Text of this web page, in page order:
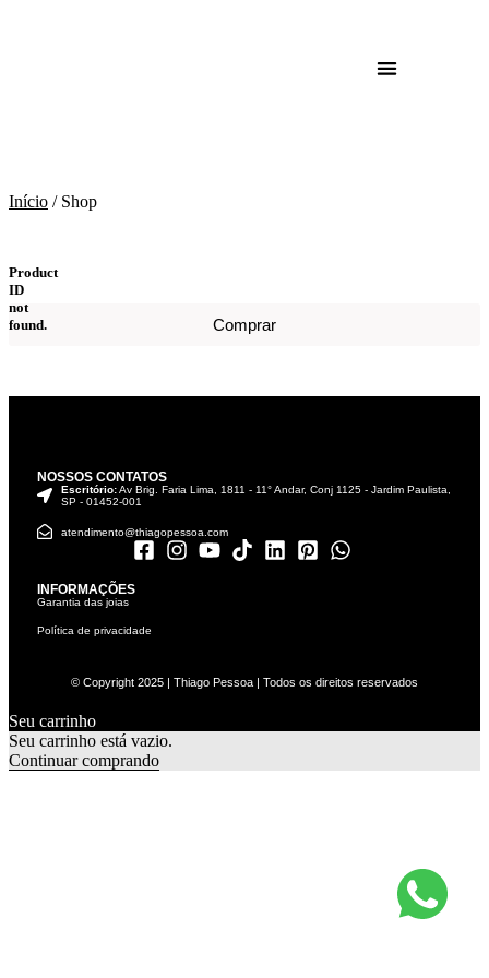
Início / Shop
Product
ID
not
found.
Comprar
NOSSOS CONTATOS
Escritório:Av Brig. Faria Lima, 1811 - 11° Andar, Conj 1125 - Jardim Paulista,
SP - 01452-001
atendimento@thiagopessoa.com
INFORMAÇÕES
Garantia das joias
Política de privacidade
© Copyright 2025 | Thiago Pessoa | Todos os direitos reservados
Seu carrinho
Seu carrinho está vazio.
Continuar comprando